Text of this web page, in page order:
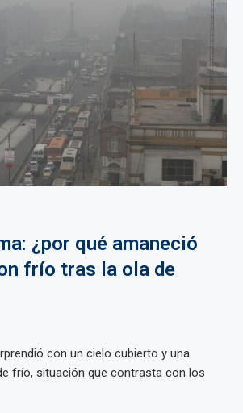
¿por qué amaneció
frío tras la ola de
con un cielo cubierto y una
frío, situación que contrasta con los